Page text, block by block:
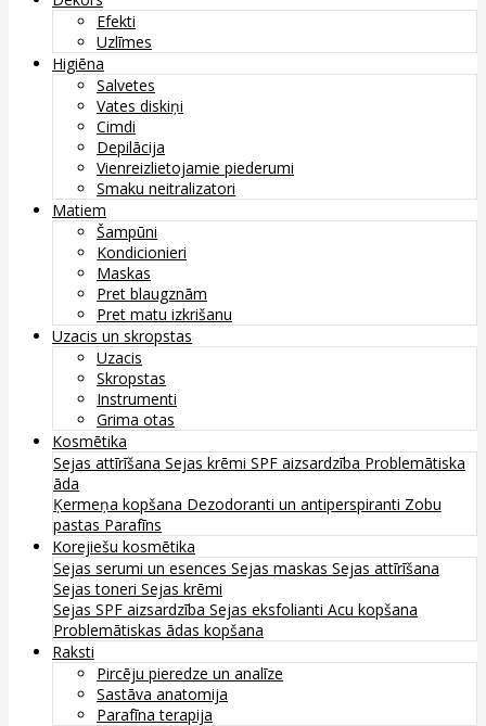
Efekti
Uzlīmes
Higiēna
Salvetes
Vates diskiņi
Cimdi
Depilācija
Vienreizlietojamie piederumi
Smaku neitralizatori
Matiem
Šampūni
Kondicionieri
Maskas
Pret blaugznām
Pret matu izkrišanu
Uzacis un skropstas
Uzacis
Skropstas
Instrumenti
Grima otas
Kosmētika
Sejas attīrīšana Sejas krēmi SPF aizsardzība Problemātiska
āda
Ķermeņa kopšana Dezodoranti un antiperspiranti Zobu
pastas Parafīns
Korejiešu kosmētika
Sejas serumi un esences Sejas maskas Sejas attīrīšana
Sejas toneri Sejas krēmi
Sejas SPF aizsardzība Sejas eksfolianti Acu kopšana
Problemātiskas ādas kopšana
Raksti
Pircēju pieredze un analīze
Sastāva anatomija
Parafīna terapija